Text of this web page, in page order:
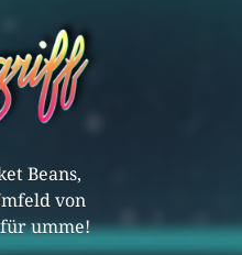
Beans,
von
umme!